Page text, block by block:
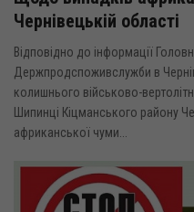
Чернівецькій області
Відповідно до інформації
Держпродспоживслужби в
колишнього військово-
Шипинці Кіцманського району
африканської чуми...